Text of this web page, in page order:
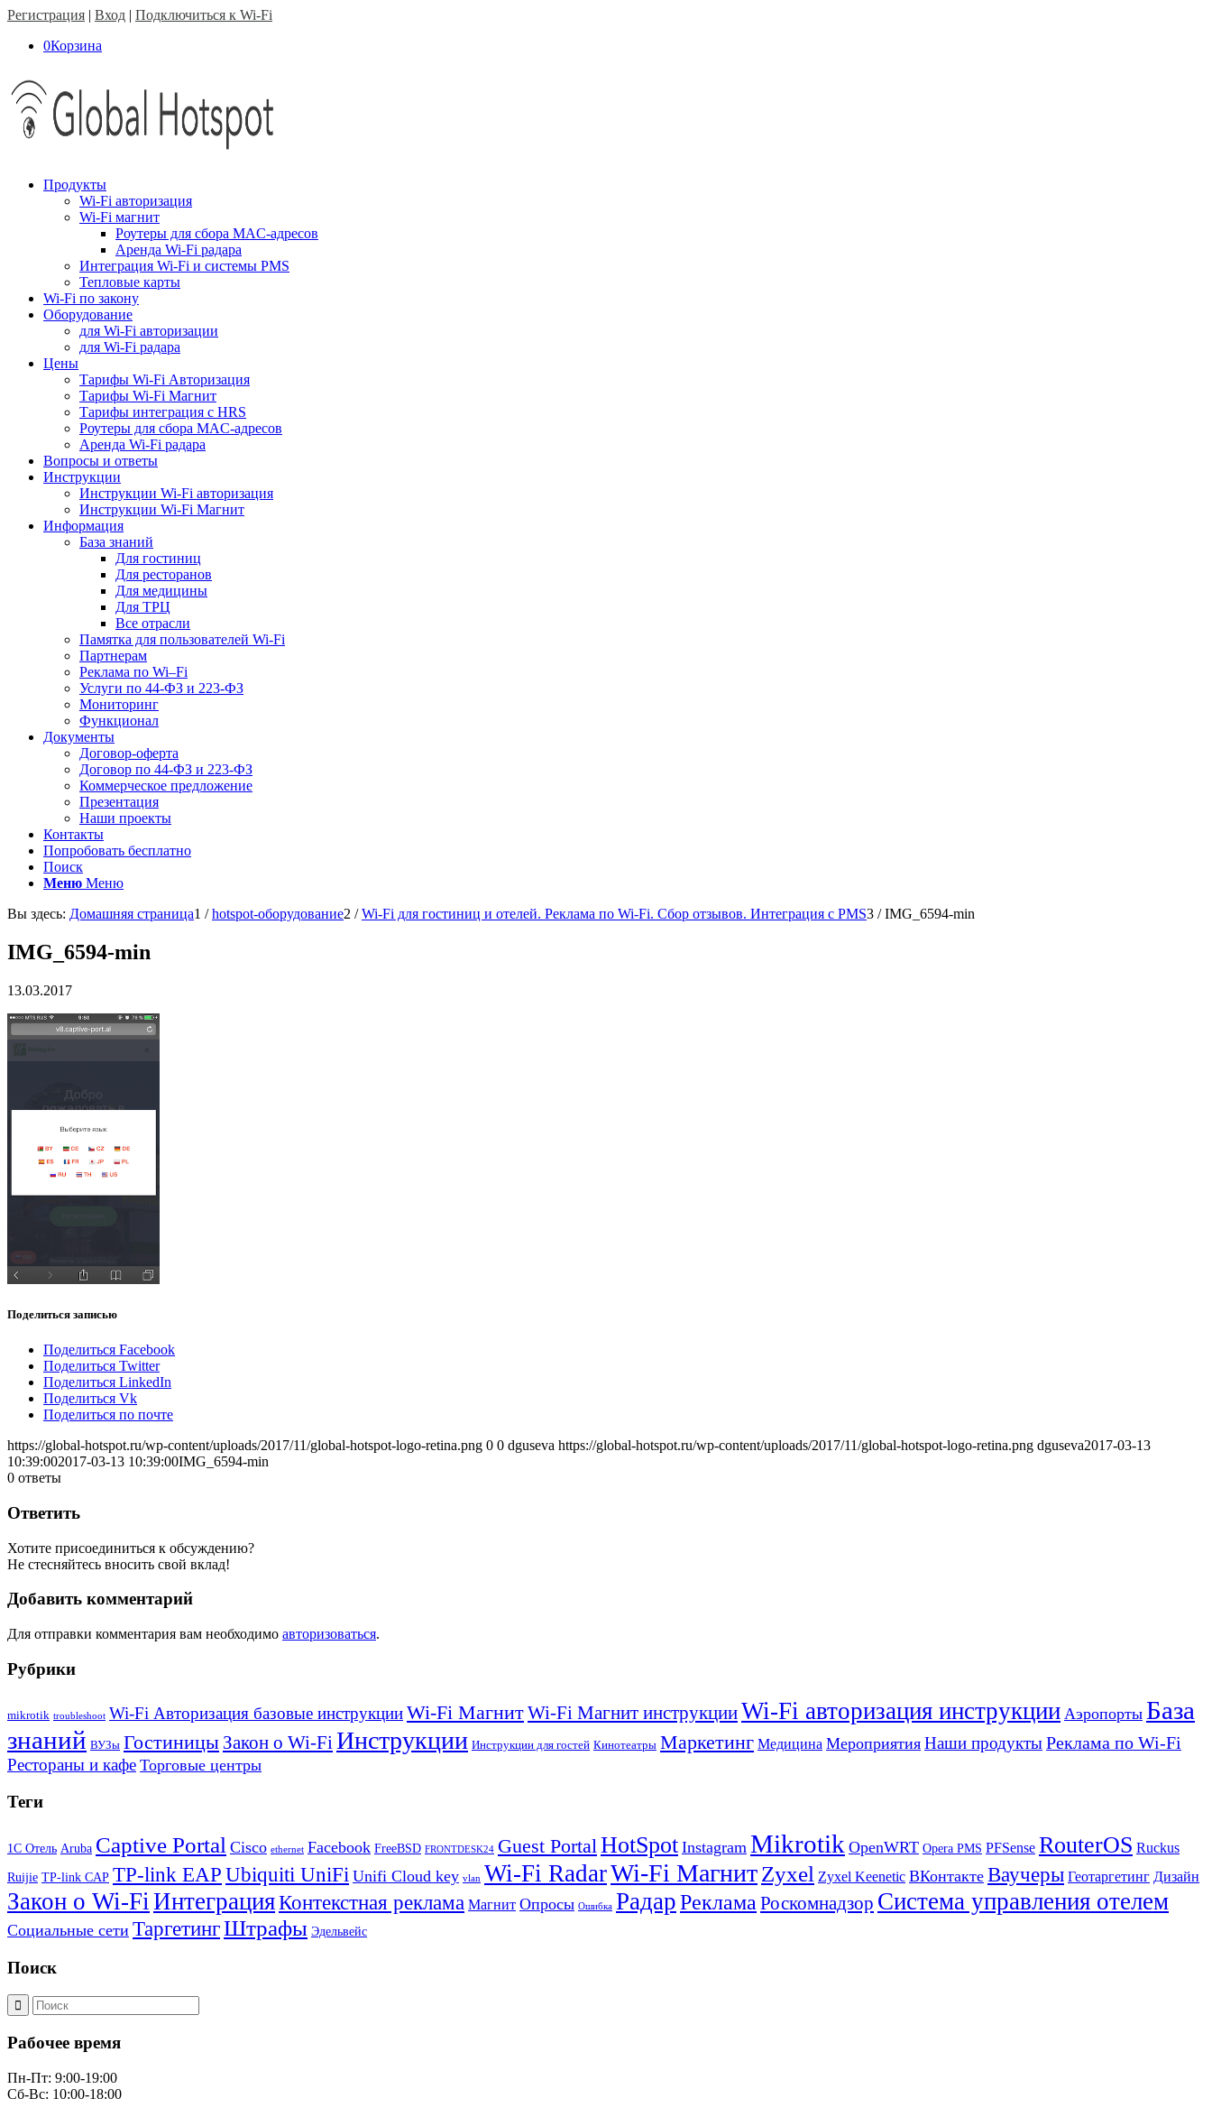
Регистрация | Вход | Подключиться к Wi-Fi
0Корзина
Продукты
Wi-Fi авторизация
Wi-Fi магнит
Роутеры для сбора MAC-адресов
Аренда Wi-Fi радара
Интеграция Wi-Fi и системы PMS
Тепловые карты
Wi-Fi по закону
Оборудование
для Wi-Fi авторизации
для Wi-Fi радара
Цены
Тарифы Wi-Fi Авторизация
Тарифы Wi-Fi Магнит
Тарифы интеграция с HRS
Роутеры для сбора MAC-адресов
Аренда Wi-Fi радара
Вопросы и ответы
Инструкции
Инструкции Wi-Fi авторизация
Инструкции Wi-Fi Магнит
Информация
База знаний
Для гостиниц
Для ресторанов
Для медицины
Для ТРЦ
Все отрасли
Памятка для пользователей Wi-Fi
Партнерам
Реклама по Wi–Fi
Услуги по 44-ФЗ и 223-ФЗ
Мониторинг
Функционал
Документы
Договор-оферта
Договор по 44-ФЗ и 223-ФЗ
Коммерческое предложение
Презентация
Наши проекты
Контакты
Попробовать бесплатно
Поиск
Меню Меню
Вы здесь: Домашняя страница1 / hotspot-оборудование2 / Wi-Fi для гостиниц и отелей. Реклама по Wi-Fi. Сбор отзывов. Интеграция с PMS3 / IMG_6594-min
IMG_6594-min
13.03.2017
Поделиться записью
Поделиться Facebook
Поделиться Twitter
Поделиться LinkedIn
Поделиться Vk
Поделиться по почте
https://global-hotspot.ru/wp-content/uploads/2017/11/global-hotspot-logo-retina.png 0 0 dguseva https://global-hotspot.ru/wp-content/uploads/2017/11/global-hotspot-logo-retina.png dguseva2017-03-13
10:39:002017-03-13 10:39:00IMG_6594-min
0 ответы
Ответить
Хотите присоединиться к обсуждению?
Не стесняйтесь вносить свой вклад!
Добавить комментарий
Для отправки комментария вам необходимо авторизоваться.
Рубрики
mikrotik troubleshoot Wi-Fi Авторизация базовые инструкцииWi-Fi МагнитWi-Fi Магнит инструкцииWi-Fi авторизация инструкции Аэропорты База
знаний ВУЗы Гостиницы Закон о Wi-FiИнструкции Инструкции для гостей Кинотеатры Маркетинг Медицина Мероприятия Наши продуктыРеклама по Wi-Fi
Рестораны и кафе Торговые центры
Теги
1С Отель Aruba Captive Portal Cisco ethernet Facebook FreeBSD FRONTDESK24 Guest PortalHotSpot Instagram Mikrotik OpenWRT Opera PMS PFSense RouterOS Ruckus
Ruijie TP-link CAP TP-link EAP Ubiquiti UniFi Unifi Cloud key vlan Wi-Fi RadarWi-Fi МагнитZyxel Zyxel Keenetic ВКонтакте Ваучеры Геотаргетинг Дизайн
Закон о Wi-Fi ИнтеграцияКонтекстная реклама Магнит Опросы Ошибка РадарРеклама Роскомнадзор Система управления отелем
Социальные сети ТаргетингШтрафы Эдельвейс
Поиск
Рабочее время
Пн-Пт: 9:00-19:00
Сб-Вс: 10:00-18:00